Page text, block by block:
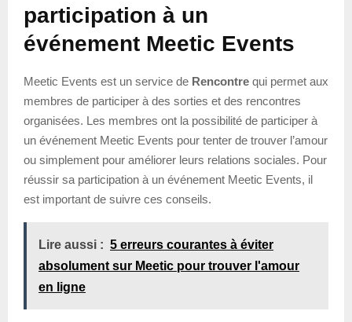
participation à un
événement Meetic Events
Meetic Events est un service de Rencontre qui permet aux
membres de participer à des sorties et des rencontres
organisées. Les membres ont la possibilité de participer à
un événement Meetic Events pour tenter de trouver l’amour
ou simplement pour améliorer leurs relations sociales. Pour
réussir sa participation à un événement Meetic Events, il
est important de suivre ces conseils.
Lire aussi : 5 erreurs courantes à éviter
absolument sur Meetic pour trouver l'amour
en ligne